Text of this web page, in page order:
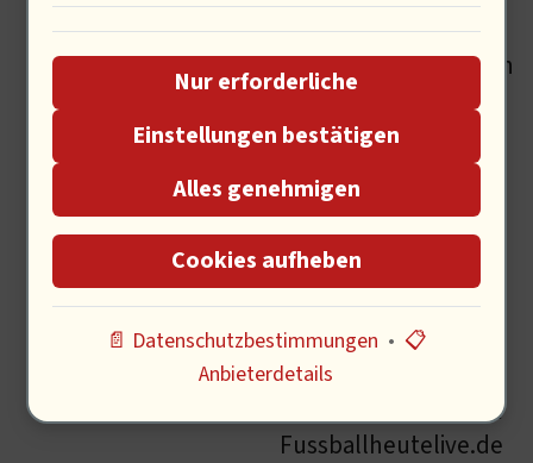
spezialisiert hat. Mit
einem umfangreichen
Angebot an
Nachrichten,
Spielberichten und
Analysen richtet sich
die Website an eine
breite Fußball-
Community, die stets
auf dem Laufenden
sein möchte. Für
Werbekunden bietet
Fussballheutelive.de
Nur erforderliche
Einstellungen bestätigen
Alles genehmigen
Cookies aufheben
📄 Datenschutzbestimmungen • 📋
Anbieterdetails